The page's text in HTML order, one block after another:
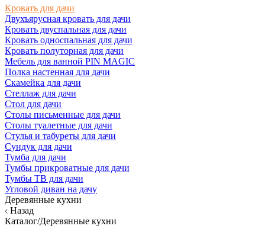
Кровать для дачи
Двухъярусная кровать для дачи
Кровать двуспальная для дачи
Кровать односпальная для дачи
Кровать полуторная для дачи
Мебель для ванной PIN MAGIC
Полка настенная для дачи
Скамейка для дачи
Стеллаж для дачи
Стол для дачи
Столы письменные для дачи
Столы туалетные для дачи
Стулья и табуреты для дачи
Сундук для дачи
Тумба для дачи
Тумбы прикроватные для дачи
Тумбы ТВ для дачи
Угловой диван на дачу
Деревянные кухни
Назад
Каталог/Деревянные кухни